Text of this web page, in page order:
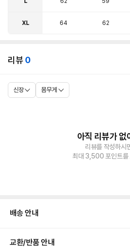
XL 64 62
리뷰 0
신장 몸무게
아직 리뷰가 없
리뷰를 작성하시
최대 3,500 포인트를
배송 안내
교환/반품 안내